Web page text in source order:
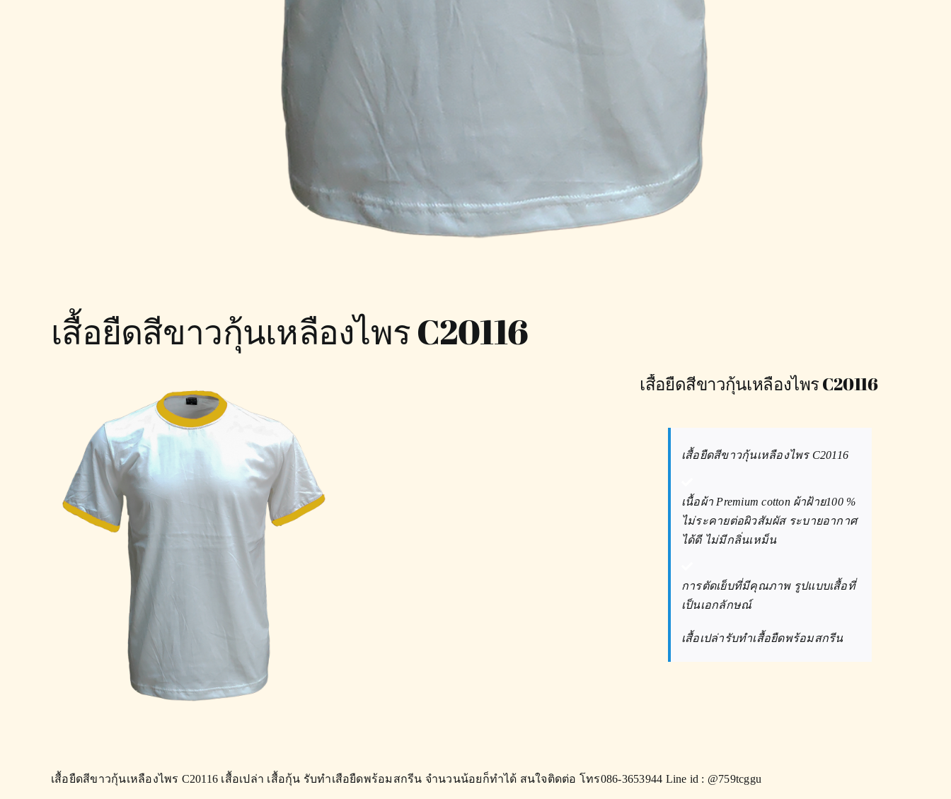
เสื้อยืดสีขาวกุ้นเหลืองไพร C20116
เสื้อยืดสีขาวกุ้นเหลืองไพร C20116
เสื้อยืดสีขาวกุ้นเหลืองไพร C20116
เนื้อผ้า Premium cotton ผ้าฝ้าย100 %
ไม่ระคายต่อผิวสัมผัส ระบายอากาศ
ได้ดี ไม่มีกลิ่นเหม็น
การตัดเย็บที่มีคุณภาพ รูปแบบเสื้อที่
เป็นเอกลักษณ์
เสื้อเปล่ารับทำเสื้อยืดพร้อมสกรีน
เสื้อยืดสีขาวกุ้นเหลืองไพร C20116 เสื้อเปล่า เสื้อกุ้น รับทำเสือยืดพร้อมสกรีน จำนวนน้อยก็ทำได้ สนใจติดต่อ โทร086-3653944 Line id : @759tcggu